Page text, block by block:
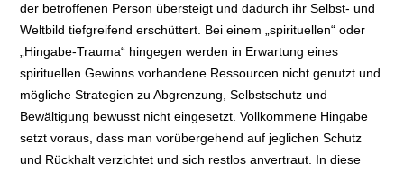
der betroffenen Person übersteigt und dadurch ihr Selbst- und
Weltbild tiefgreifend erschüttert. Bei einem „spirituellen“ oder
„Hingabe-Trauma“ hingegen werden in Erwartung eines
spirituellen Gewinns vorhandene Ressourcen nicht genutzt und
mögliche Strategien zu Abgrenzung, Selbstschutz und
Bewältigung bewusst nicht eingesetzt. Vollkommene Hingabe
setzt voraus, dass man vorübergehend auf jeglichen Schutz
und Rückhalt verzichtet und sich restlos anvertraut. In diese